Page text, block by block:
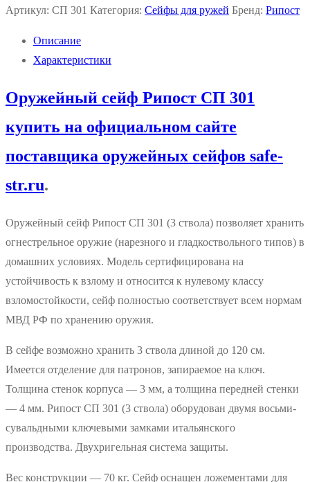
Оружейный
Рипост
Артикул: СП 301 Категория: Сейфы для ружей Бренд: Рипост
Описание
Характеристики
Оружейный сейф Рипост СП 301
купить на официальном сайте
поставщика оружейных сейфов safe-
str.ru.
Оружейный сейф Рипост СП 301 (3 ствола) позволяет хранить
огнестрельное оружие (нарезного и гладкоствольного типов) в
домашних условиях. Модель сертифицирована на
устойчивость к взлому и относится к нулевому классу
взломостойкости, сейф полностью соответствует всем нормам
МВД РФ по хранению оружия.
В сейфе возможно хранить 3 ствола длиной до 120 см.
Имеется отделение для патронов, запираемое на ключ.
Толщина стенок корпуса — 3 мм, а толщина передней стенки
— 4 мм. Рипост СП 301 (3 ствола) оборудован двумя восьми-
сувальдными ключевыми замками итальянского
производства. Двухригельная система защиты.
Вес конструкции — 70 кг. Сейф оснащен ложементами для